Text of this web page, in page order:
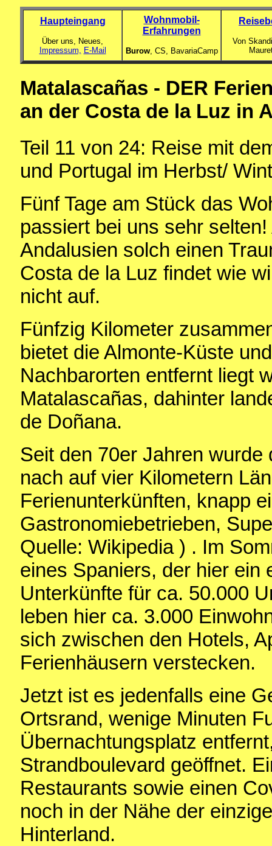
Haupteingang
Über uns, Neues,
Impressum, E-Mail
Wohnmobil-
Erfahrungen
Burow, CS, BavariaCamp
Von
Matalascañas - DER
an der Costa de la Luz in
Teil 11 von 24: Reise mit
und Portugal im Herbst/
Fünf Tage am Stück das
passiert bei uns sehr
Andalusien solch einen
Costa de la Luz findet wie
nicht auf.
Fünfzig Kilometer
bietet die Almonte-Küste
Nachbarorten entfernt liegt
Matalascañas, dahinter
de Doñana.
Seit den 70er Jahren
nach auf vier Kilometern
Ferienunterkünften, knapp
Gastronomiebetrieben,
Quelle: Wikipedia ) . Im
eines Spaniers, der hier ein
Unterkünfte für ca. 50.000
leben hier ca. 3.000
sich zwischen den Hotels,
Ferienhäusern verstecken.
Jetzt ist es jedenfalls eine
Ortsrand, wenige Minuten
Übernachtungsplatz
Strandboulevard geöffnet.
Restaurants sowie einen
noch in der Nähe der
Hinterland.